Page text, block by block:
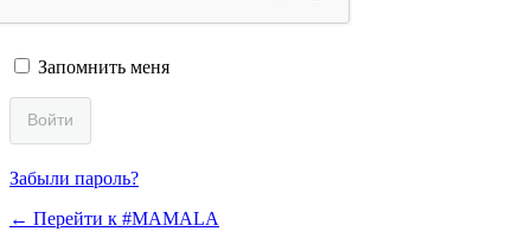
Запомнить меня
Забыли пароль?
← Перейти к #MAMALA